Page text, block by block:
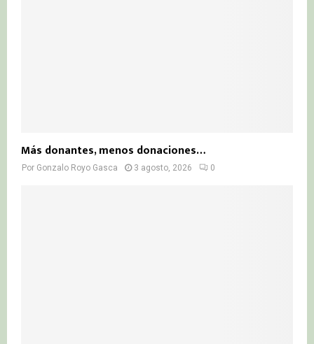
Más donantes, menos donaciones…
Por Gonzalo Royo Gasca 3 agosto, 2026 0